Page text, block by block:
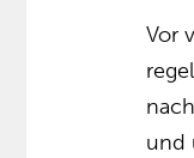
Vor
und